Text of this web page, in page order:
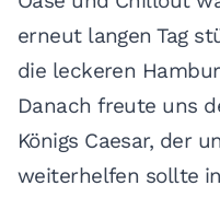
erneut langen Tag
die leckeren
Danach freute uns
Königs Caesar, der
weiterhelfen sollte